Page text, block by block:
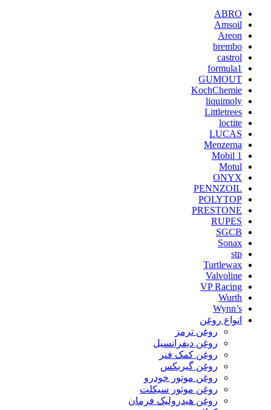
ABRO
Amsoil
Areon
brembo
castrol
formula1
GUMOUT
KochChemie
liquimoly
Littletrees
loctite
LUCAS
Menzerna
Mobil 1
Motul
ONYX
PENNZOIL
POLYTOP
PRESTONE
RUPES
SGCB
Sonax
stp
Turtlewax
Valvoline
VP Racing
Wurth
Wynn’s
انواع روغن
روغن ترمز
روغن دیفرانسیل
روغن کمک فنر
روغن گیربکس
روغن موتور خودرو
روغن موتور سیکلت
روغن هیدرولیک فرمان